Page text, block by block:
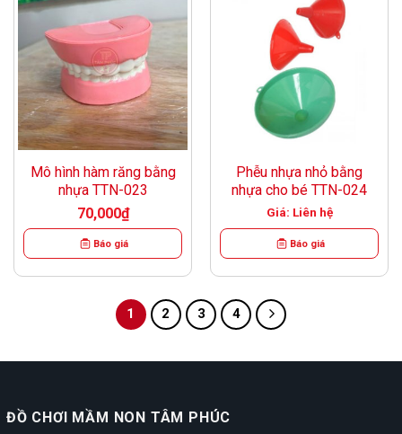
Mô hình hàm răng bằng
nhựa TTN-023
70,000₫
Báo giá
Phễu nhựa nhỏ bằng
nhựa cho bé TTN-024
Giá: Liên hệ
Báo giá
1 2 3 4
ĐỒ CHƠI MẦM NON TÂM PHÚC